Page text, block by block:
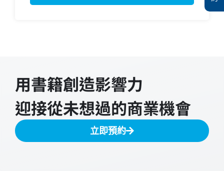
用書籍創造影響力
迎接從未想過的商業機會
立即預約